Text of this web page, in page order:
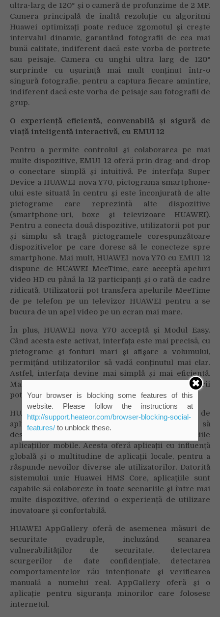
ultra-larg de 120° și o cameră de profunzime de 2 MP.
Camera principală de înaltă rezoluție cu algoritmi
Huawei optimizați poate reduce zgomotul și crește
intervalul dinamic, garantând fotografii de cea mai
bună calitate, indiferent dacă este vorba de portrete
sau peisaje. Camera cu unghi ultra larg de 120°
surprinde cu ușurință mai mult conținut într-o
singură fotografie, pentru a captura fiecare amintire,
indiferent dacă este vorba de peisaje sau fotografii de
grup.
O experiență eficientă, convenabilă și sigură de
viață inteligentă interactivă, cu EMUI 12
Pentru a permite controlul și colaborarea pe mai
multe dispozitive, EMUI 12 oferă prin drag-and-drop
o conectare simplă și intuitivă. Pe interfața Super
Device a HUAWEI nova Y70, pictograma smartphone-
ului este situată în centru și este înconjurată de alte
pictograme care reprezintă alte dispozitive
(smartphone-uri, boxe și televizoare HUAWEI).
Pentru a conecta două dispozitive, utilizatorii pot pur
și simplu să tragă pictogramele corespunzătoare
dispozitivelor pe care doresc să le conecteze spre
smartphone. Mai mult, HUAWEI nova Y70 cu EMUI 12
dispune de HUAWEI MeeTime, care acceptă apeluri
video HD cu până la 12 participanți și o rată de cadre
ridicată. Utilizatorii pot transfera apelurile MeeTime
de pe telefon pe un televizor HUAWEI pentru a se
bucura de un apel video pe un ecran mai mare.
În plus, HUAWEI nova Y70 acceptă și Modul Easy.
Când acesta este activat, interfața este mai precisă, cu
pictograme și fonturi mari și afișare a volumului,
permițând utilizatorilor să vadă conținutul mai clar.
Astfel, interfața devine mai simplă și mai eficientă.
Mai mult, cu ajutorul unor gesturi simple, utilizatorii
pot realiza rapid capturi de ecran.
HUAWEI AppGallery este magazinul oficial de
aplicații Huawei, care le permite utilizatorilor să
descarce, să gestioneze și să partajeze serviciile
aplicațiilor mobile. Acesta oferă aplicații cu influență
globală și o multitudine de aplicații locale, pentru a
răspunde nevoilor diverse ale utilizatorilor. Datorită
sistemului unic Huawei HMS Core, aplicațiile sunt
capabile să colaboreze în toate scenariile și între mai
multe dispozitive, oferind o experiență de utilizare
inovatoare și confortabilă.
HUAWEI AppGallery oferă de asemenea măsuri de
securitate cvadruple, incluzând scanarea
vulnerabilităților de securitate, detectarea
scurgerilor de date confidențiale, detectarea
comportamentelor rău intenționate și verificarea
manuală a numelui real. AppGallery oferă și o
aplicație pentru siguranța minorilor care folosesc
internetul.
Your browser is blocking some features of this
website. Please follow the instructions at
http://support.heateor.com/browser-blocking-social-
features/to unblock these.